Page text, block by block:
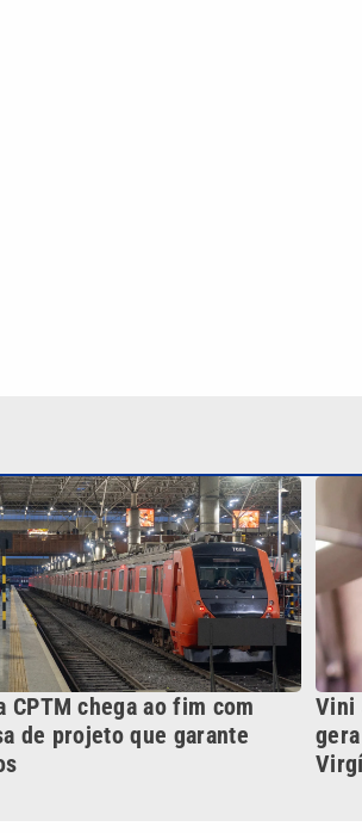
NOS SIGA NAS REDES